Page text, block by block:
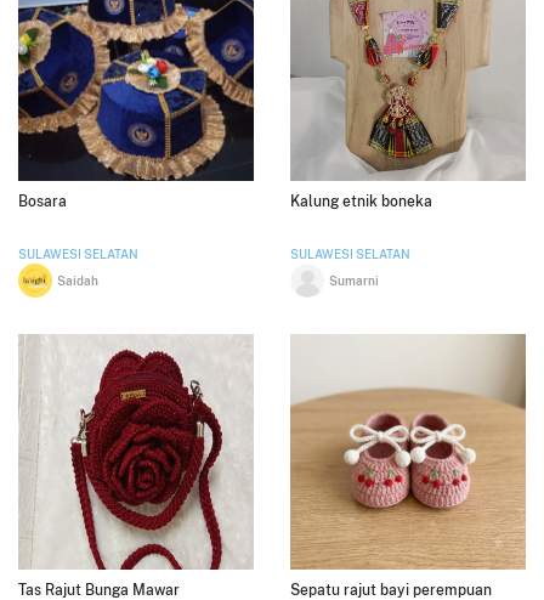
Bosara
SULAWESI SELATAN
Saidah
Kalung etnik boneka
SULAWESI SELATAN
Sumarni
Tas Rajut Bunga Mawar Sepatu rajut bayi perempuan